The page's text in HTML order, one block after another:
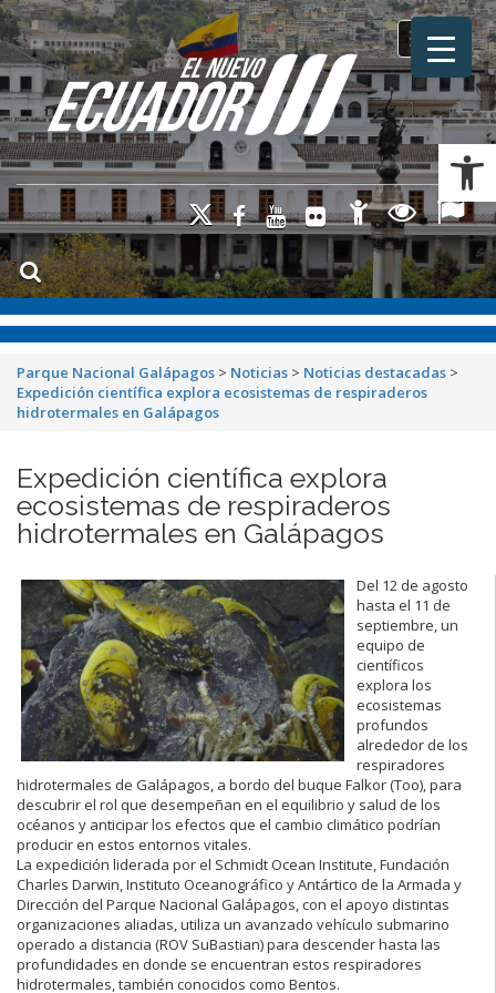
Toggle
Parque Nacional Galápagos > Noticias > Noticias destacadas >
Expedición científica explora ecosistemas de respiraderos
hidrotermales en Galápagos
Expedición científica explora
ecosistemas de respiraderos
hidrotermales en Galápagos
Del 12 de agosto
hasta el 11 de
septiembre, un
equipo de
científicos
explora los
ecosistemas
profundos
alrededor de los
respiradores
hidrotermales de Galápagos, a bordo del buque Falkor (Too), para
descubrir el rol que desempeñan en el equilibrio y salud de los
océanos y anticipar los efectos que el cambio climático podrían
producir en estos entornos vitales.
La expedición liderada por el Schmidt Ocean Institute, Fundación
Charles Darwin, Instituto Oceanográfico y Antártico de la Armada y
Dirección del Parque Nacional Galápagos, con el apoyo distintas
organizaciones aliadas, utiliza un avanzado vehículo submarino
operado a distancia (ROV SuBastian) para descender hasta las
profundidades en donde se encuentran estos respiradores
hidrotermales, también conocidos como Bentos.